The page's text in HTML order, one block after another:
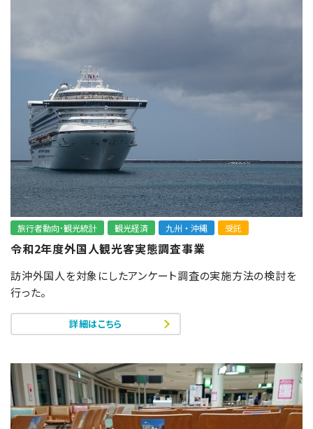
旅行者動向･観光統計 観光経済 九州・沖縄 受託
令和2年度外国人観光客実態調査事業
訪沖外国人を対象にしたアンケート調査の実施方法の検討を
行った。
詳細はこちら